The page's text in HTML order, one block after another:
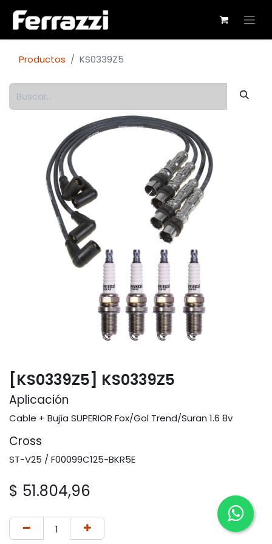
Productos KS0339Z5
[KS0339Z5] KS0339Z5
Aplicación
Cable + Bujía SUPERIOR Fox/Gol Trend/Suran 1.6 8v
Cross
ST-V25 / F00099C125-BKR5E
$ 51.804,96